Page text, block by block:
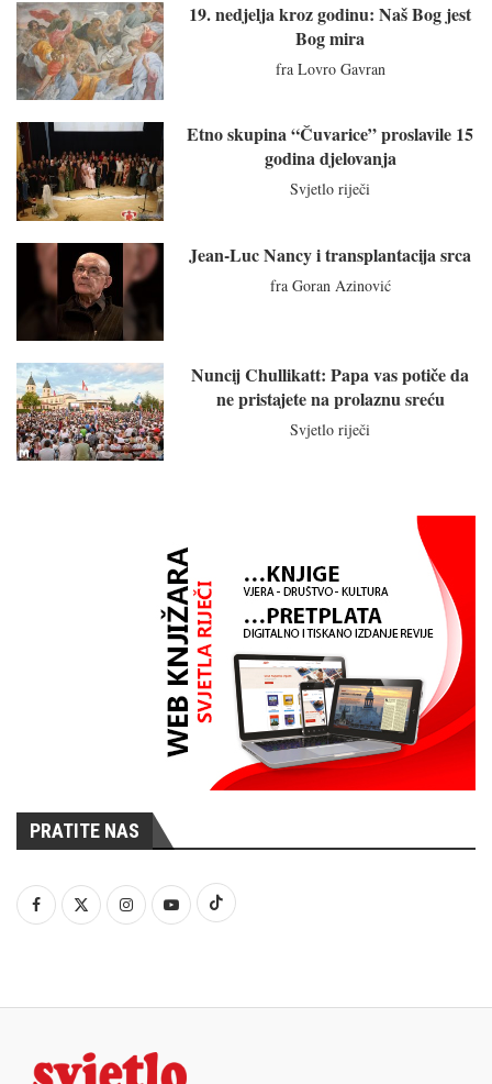
19. nedjelja kroz godinu: Naš Bog jest
Bog mira
fra Lovro Gavran
Etno skupina “Čuvarice” proslavile 15
godina djelovanja
Svjetlo riječi
Jean-Luc Nancy i transplantacija srca
fra Goran Azinović
Nuncij Chullikatt: Papa vas potiče da
ne pristajete na prolaznu sreću
Svjetlo riječi
PRATITE NAS